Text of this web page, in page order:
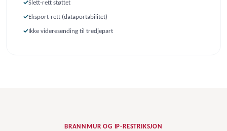
Slett-rett støttet
Eksport-rett (dataportabilitet)
Ikke videresending til tredjepart
BRANNMUR OG IP-RESTRIKSJON